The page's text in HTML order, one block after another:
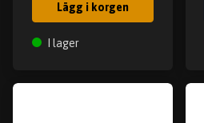
Lägg i korgen
I lager